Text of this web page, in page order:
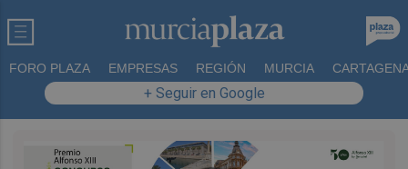
FORO PLAZA EMPRESAS REGIÓN MURCIA
+ Seguir en Google